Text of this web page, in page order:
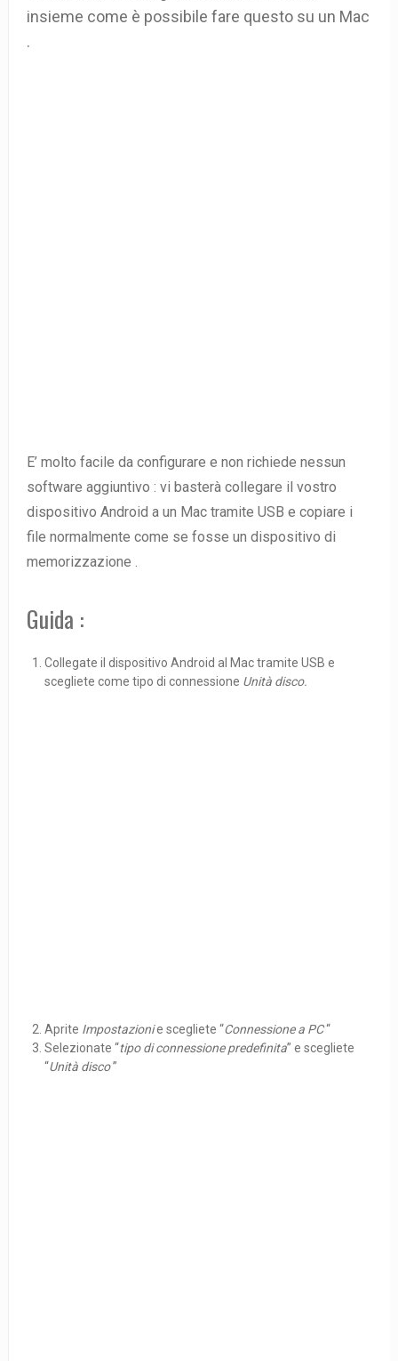
insieme come è possibile fare questo su un Mac
.
E’ molto facile da configurare e non richiede nessun
software aggiuntivo : vi basterà collegare il vostro
dispositivo Android a un Mac tramite USB e copiare i
file normalmente come se fosse un dispositivo di
memorizzazione .
Guida :
Collegate il dispositivo Android al Mac tramite USB e
scegliete come tipo di connessione Unità disco.
Aprite Impostazionie scegliete “Connessione a PC“
Selezionate “tipo di connessione predefinita” e scegliete
“Unità disco”